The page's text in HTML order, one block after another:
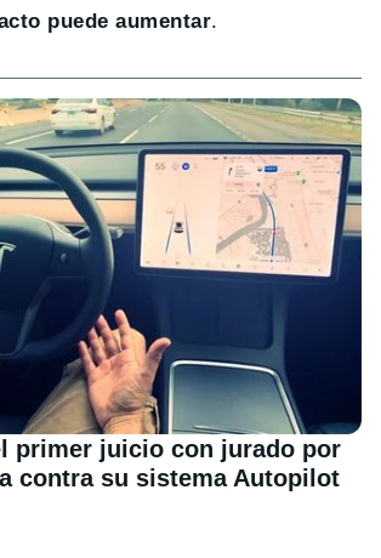
puede aumentar.
primer juicio con jurado por
contra su sistema Autopilot